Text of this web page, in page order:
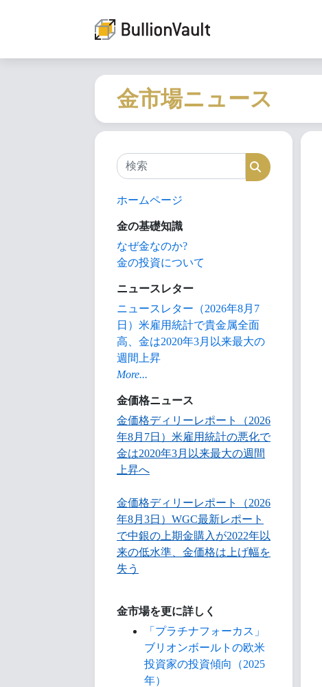
金市場ニュース
検索 検索
ホームページ
金の基礎知識
なぜ金なのか?
金の投資について
ニュースレター
ニュースレター（2026年8月7
日）米雇用統計で貴金属全面
高、金は2020年3月以来最大の
週間上昇
More...
金価格ニュース
金価格ディリーレポート（2026
年8月7日）米雇用統計の悪化で
金は2020年3月以来最大の週間
上昇へ
金価格ディリーレポート（2026
年8月3日）WGC最新レポート
で中銀の上期金購入が2022年以
来の低水準、金価格は上げ幅を
失う
金市場を更に詳しく
「プラチナフォーカス」
ブリオンボールトの欧米
投資家の投資傾向（2025
年）